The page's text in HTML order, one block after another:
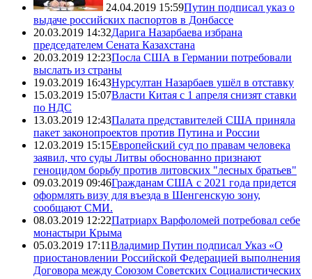
24.04.2019 15:59Путин подписал указ о
выдаче российских паспортов в Донбассе
20.03.2019 14:32Дарига Назарбаева избрана
председателем Сената Казахстана
20.03.2019 12:23Посла США в Германии потребовали
выслать из страны
19.03.2019 16:43Нурсултан Назарбаев ушёл в отставку
15.03.2019 15:07Власти Китая с 1 апреля снизят ставки
по НДС
13.03.2019 12:43Палата представителей США приняла
пакет законопроектов против Путина и России
12.03.2019 15:15Европейский суд по правам человека
заявил, что суды Литвы обоснованно признают
геноцидом борьбу против литовских "лесных братьев"
09.03.2019 09:46Гражданам США с 2021 года придется
оформлять визу для въезда в Шенгенскую зону,
сообщают СМИ.
08.03.2019 12:22Патриарх Варфоломей потребовал себе
монастыри Крыма
05.03.2019 17:11Владимир Путин подписал Указ «О
приостановлении Российской Федерацией выполнения
Договора между Союзом Советских Социалистических